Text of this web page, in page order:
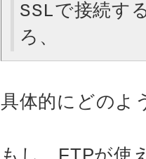
SSLで接続す
ろ、
具体的にどのよ